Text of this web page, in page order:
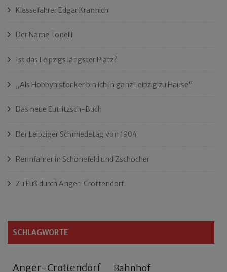
Klassefahrer Edgar Krannich
Der Name Tonelli
Ist das Leipzigs längster Platz?
„Als Hobbyhistoriker bin ich in ganz Leipzig zu Hause“
Das neue Eutritzsch-Buch
Der Leipziger Schmiedetag von 1904
Rennfahrer in Schönefeld und Zschocher
Zu Fuß durch Anger-Crottendorf
SCHLAGWORTE
Anger-Crottendorf Bahnhof